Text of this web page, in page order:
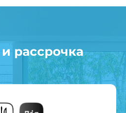
рассрочка